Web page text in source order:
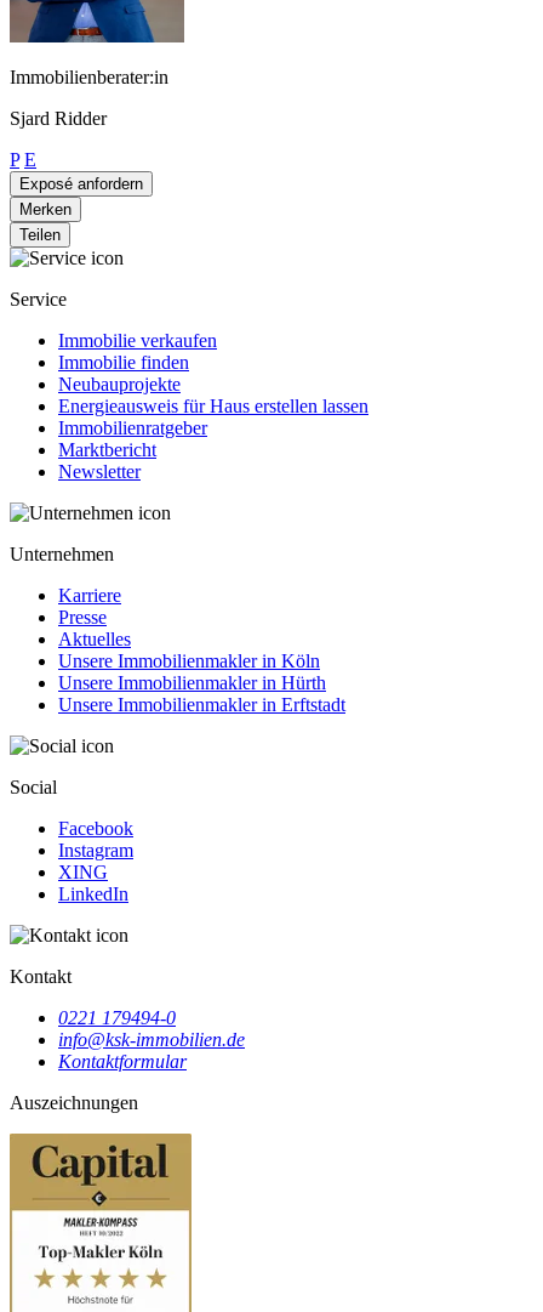
Immobilienberater:in
Sjard Ridder
P E
Exposé anfordern
Merken
Teilen
Service
Immobilie verkaufen
Immobilie finden
Neubauprojekte
Energieausweis für Haus erstellen lassen
Immobilienratgeber
Marktbericht
Newsletter
Unternehmen
Karriere
Presse
Aktuelles
Unsere Immobilienmakler in Köln
Unsere Immobilienmakler in Hürth
Unsere Immobilienmakler in Erftstadt
Social
Facebook
Instagram
XING
LinkedIn
Kontakt
0221 179494-0
info@ksk-immobilien.de
Kontaktformular
Auszeichnungen